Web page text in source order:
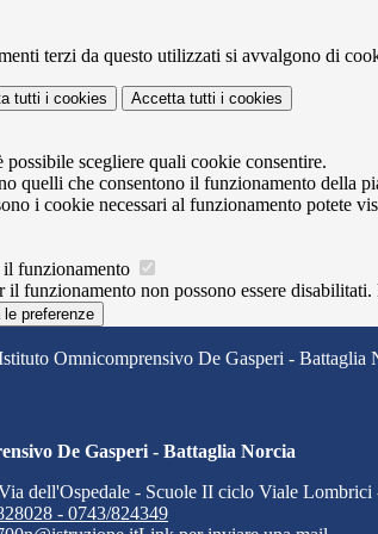
terzi da questo utilizzati si avvalgono di
tutti i cookies Accetta tutti i cookies
possibile scegliere quali cookie consentire.
quelli che consentono il funzionamento della
i cookie necessari al funzionamento potete
il funzionamento
il funzionamento non possono essere
le preferenze
Omnicomprensivo De Gasperi - Battaglia
De Gasperi - Battaglia Norcia
dell'Ospedale - Scuole II ciclo Viale Lombrici
- 0743/824349